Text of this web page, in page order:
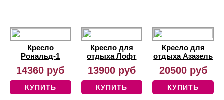
Кресло
Рональд-1
14360 руб
КУПИТЬ
Кресло для
отдыха Лофт
13900 руб
КУПИТЬ
Кресло для
отдыха Азазель
20500 руб
КУПИТЬ